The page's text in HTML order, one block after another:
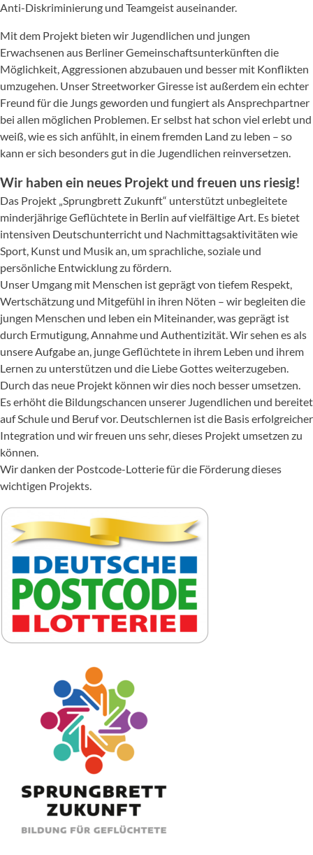
Anti-Diskriminierung und Teamgeist auseinander.
Mit dem Projekt bieten wir Jugendlichen und jungen
Erwachsenen aus Berliner Gemeinschaftsunterkünften die
Möglichkeit, Aggressionen abzubauen und besser mit Konflikten
umzugehen. Unser Streetworker Giresse ist außerdem ein echter
Freund für die Jungs geworden und fungiert als Ansprechpartner
bei allen möglichen Problemen. Er selbst hat schon viel erlebt und
weiß, wie es sich anfühlt, in einem fremden Land zu leben – so
kann er sich besonders gut in die Jugendlichen reinversetzen.
Wir haben ein neues Projekt und freuen uns riesig!
Das Projekt „Sprungbrett Zukunft“ unterstützt unbegleitete
minderjährige Geflüchtete in Berlin auf vielfältige Art. Es bietet
intensiven Deutschunterricht und Nachmittagsaktivitäten wie
Sport, Kunst und Musik an, um sprachliche, soziale und
persönliche Entwicklung zu fördern.
Unser Umgang mit Menschen ist geprägt von tiefem Respekt,
Wertschätzung und Mitgefühl in ihren Nöten – wir begleiten die
jungen Menschen und leben ein Miteinander, was geprägt ist
durch Ermutigung, Annahme und Authentizität. ​Wir sehen es als
unsere Aufgabe an, junge Geflüchtete in ihrem Leben und ihrem
Lernen zu unterstützen und die Liebe Gottes weiterzugeben.
Durch das neue Projekt können wir dies noch besser umsetzen.
Es erhöht die Bildungschancen unserer Jugendlichen und bereitet
auf Schule und Beruf vor. Deutschlernen ist die Basis erfolgreicher
Integration und wir freuen uns sehr, dieses Projekt umsetzen zu
können.
Wir danken der Postcode-Lotterie für die Förderung dieses
wichtigen Projekts.